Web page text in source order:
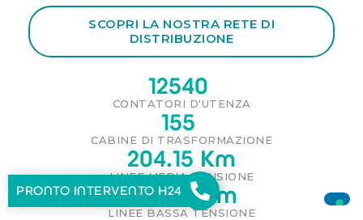
SCOPRI LA NOSTRA RETE DI
DISTRIBUZIONE
CONTATORI D'UTENZA
12540
CABINE DI TRASFORMAZIONE
155
LINEE MEDIA TENSIONE
204.15 Km
LINEE BASSA TENSIONE
435.92 Km
PRONTO INTERVENTO H24